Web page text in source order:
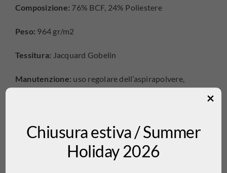
Composizione: 76% BCF, 24% Poliestere
Peso: 964 gr/m2
Tessitura: Jacquard Gobelin
Manutenzione: uso regolare dell’aspirapolvere,
Prodotti correlati
Chiusura estiva / Summer
Holiday 2026